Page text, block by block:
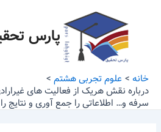
پارس
خانه
علوم تجربی هشتم
درباره نقش هریک از فعالیت های
سرفه و… اطلاعاتی را جمع آوری و نتایج